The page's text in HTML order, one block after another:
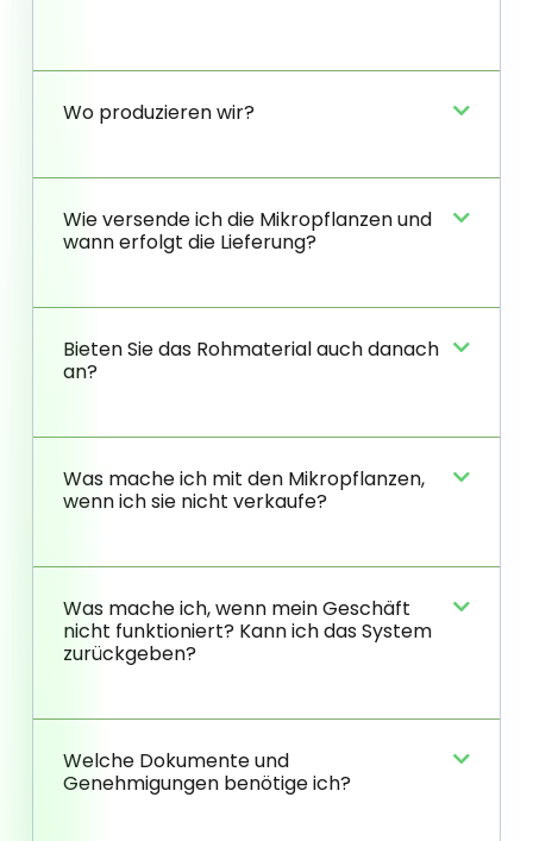
Wo produzieren wir?
Wie versende ich die Mikropflanzen und
wann erfolgt die Lieferung?
Bieten Sie das Rohmaterial auch danach
an?
Was mache ich mit den Mikropflanzen,
wenn ich sie nicht verkaufe?
Was mache ich, wenn mein Geschäft
nicht funktioniert? Kann ich das System
zurückgeben?
Welche Dokumente und
Genehmigungen benötige ich?